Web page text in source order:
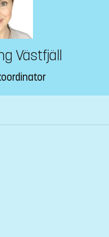
Västfjäll